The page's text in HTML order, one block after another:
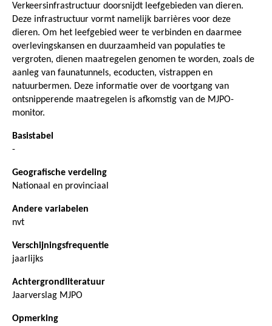
Verkeersinfrastructuur doorsnijdt leefgebieden van dieren.
Deze infrastructuur vormt namelijk barrières voor deze
dieren. Om het leefgebied weer te verbinden en daarmee
overlevingskansen en duurzaamheid van populaties te
vergroten, dienen maatregelen genomen te worden, zoals de
aanleg van faunatunnels, ecoducten, vistrappen en
natuurbermen. Deze informatie over de voortgang van
ontsnipperende maatregelen is afkomstig van de MJPO-
monitor.
Basistabel
-
Geografische verdeling
Nationaal en provinciaal
Andere variabelen
nvt
Verschijningsfrequentie
jaarlijks
Achtergrondliteratuur
Jaarverslag MJPO
Opmerking